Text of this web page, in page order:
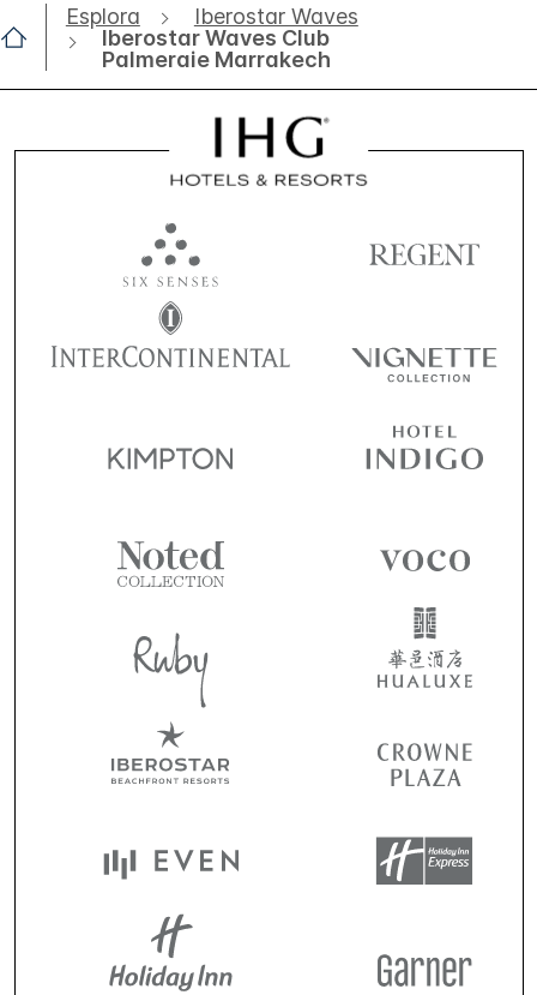
Esplora
Iberostar Waves
Iberostar Waves Club
Palmeraie Marrakech